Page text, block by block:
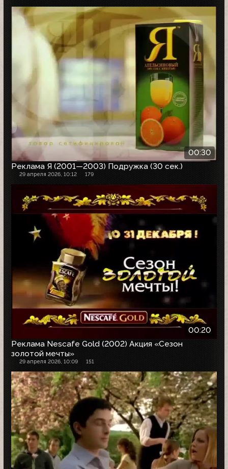
00:30
Реклама Я (2001—2003) Подружка (30 сек.)
29 апреля 2026, 10:12 179
00:20
Реклама Nescafe Gold (2002) Акция «Сезон
золотой мечты»
29 апреля 2026, 10:09 151